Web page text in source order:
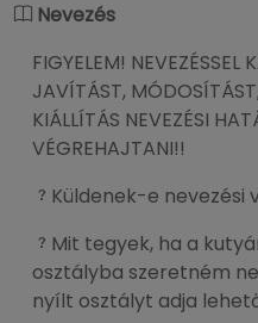
Nevezés
FIGYELEM! NEVEZÉSSEL
JAVÍTÁST,
KIÁLLÍTÁS NEVEZÉSI
VÉGREHAJTANI!!
Küldenek-e nevezési
Mit tegyek, ha a
osztályba szeretném
nyílt osztályt adja